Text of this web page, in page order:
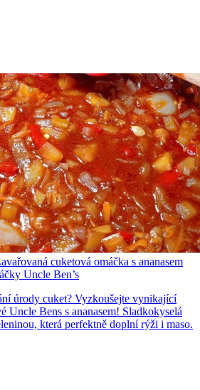
cuketová omáčka s ananasem
Uncle Ben’s
úrody cuket? Vyzkoušejte vynikající
Uncle Bens s ananasem! Sladkokyselá
která perfektně doplní rýži i maso.